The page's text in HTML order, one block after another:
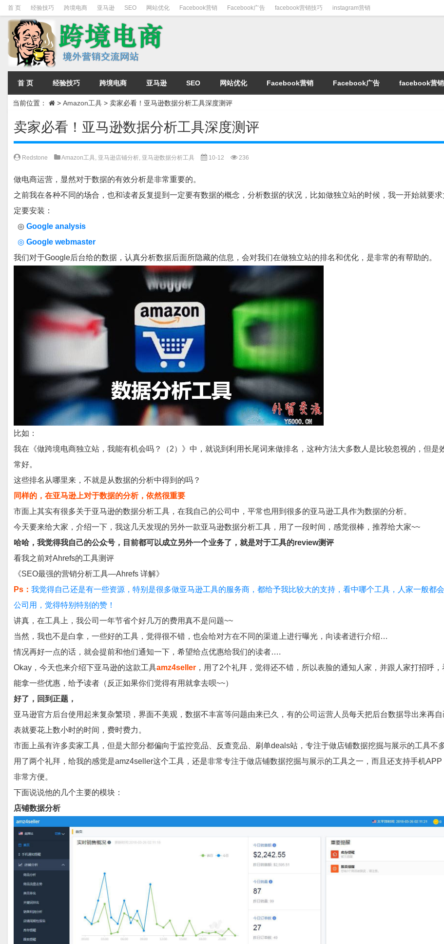
首 页 经验技巧 跨境电商 亚马逊 SEO 网站优化 Facebook营销 Facebook广告 facebook营销技巧 instagram营销
首 页 经验技巧 跨境电商 亚马逊 SEO 网站优化 Facebook营销 Facebook广告 facebook营
当前位置： > Amazon工具 > 卖家必看！亚马逊数据分析工具深度测评
卖家必看！亚马逊数据分析工具深度测评
Redstone Amazon工具, 亚马逊店铺分析, 亚马逊数据分析工具 10-12 236
做电商运营，显然对于数据的有效分析是非常重要的。
之前我在各种不同的场合，也和读者反复提到一定要有数据的概念，分析数据的状况，比如做独立站的时候，我一开始就要
定要安装：
◎ Google analysis
◎ Google webmaster
我们对于Google后台给的数据，认真分析数据后面所隐藏的信息，会对我们在做独立站的排名和优化，是非常的有帮助的。
比如：
我在《做跨境电商独立站，我能有机会吗？（2）》中，就说到利用长尾词来做排名，这种方法大多数人是比较忽视的，但是
常好。
这些排名从哪里来，不就是从数据的分析中得到的吗？
同样的，在亚马逊上对于数据的分析，依然很重要
市面上其实有很多关于亚马逊的数据分析工具，在我自己的公司中，平常也用到很多的亚马逊工具作为数据的分析。
今天要来给大家，介绍一下，我这几天发现的另外一款亚马逊数据分析工具，用了一段时间，感觉很棒，推荐给大家~~
哈哈，我觉得我自己的公众号，目前都可以成立另外一个业务了，就是对于工具的review测评
看我之前对Ahrefs的工具测评
《SEO最强的营销分析工具—Ahrefs 详解》
Ps： 我觉得自己还是有一些资源，特别是很多做亚马逊工具的服务商，都给予我比较大的支持，看中哪个工具，人家一般都
公司用，觉得特别特别的赞！
讲真，在工具上，我公司一年节省个好几万的费用真不是问题~~
当然，我也不是白拿，一些好的工具，觉得很不错，也会给对方在不同的渠道上进行曝光，向读者进行介绍…
情况再好一点的话，就会提前和他们通知一下，希望给点优惠给我们的读者….
Okay，今天也来介绍下亚马逊的这款工具amz4seller ， 用了2个礼拜，觉得还不错，所以表脸的通知人家，并跟人家打招呼，
能拿一些优惠，给予读者（ 反正如果你们觉得有用就拿去呗~~）
好了，回到正题，
亚马逊官方后台使用起来复杂繁琐，界面不美观，数据不丰富等问题由来已久，有的公司运营人员每天把后台数据导出来再
表就要花上数小时的时间，费时费力。
市面上虽有许多卖家工具，但是大部分都偏向于监控竞品、反查竞品、刷单deals站，专注于做店铺数据挖掘与展示的工具不多
用了两个礼拜，给我的感觉是amz4seller这个工具，还是非常专注于做店铺数据挖掘与展示的工具之一，而且还支持手机
非常方便。
下面说说他的几个主要的模块：
店铺数据分析